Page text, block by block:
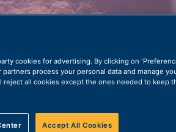
cookies for advertising. By clicking on
process your personal data and manage
all cookies except the ones needed to keep
Accept All Cookies